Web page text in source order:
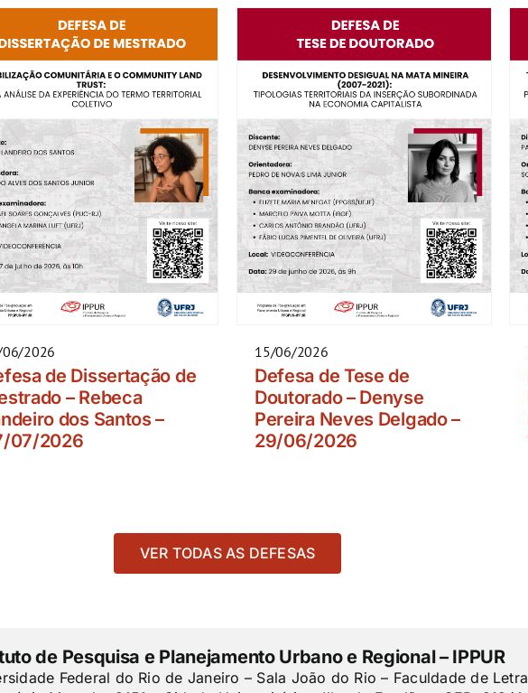
2026
de Dissertação de
– Rebeca
dos Santos –
07/2026
15/06/2026
Defesa de Tese de
Doutorado – Denyse
Pereira Neves Delgado –
29/06/2026
VER TODAS AS DEFESAS
de Pesquisa e Planejamento Urbano e Regional – IPPUR
Federal do Rio de Janeiro – Sala João do Rio – Faculdade de